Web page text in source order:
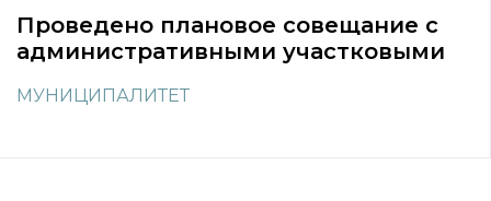
Проведено плановое совещание с
административными участковыми
МУНИЦИПАЛИТЕТ